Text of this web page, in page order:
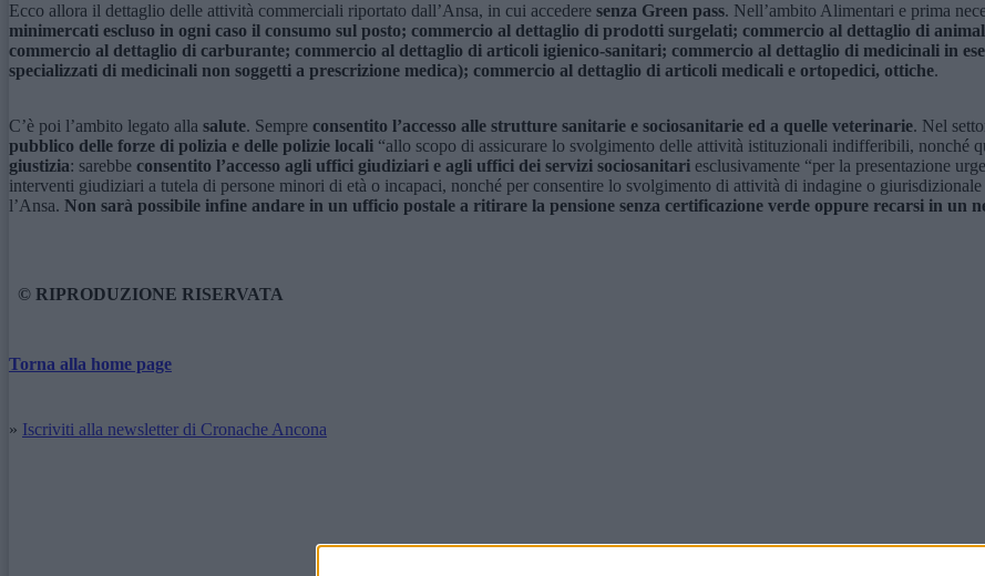
Ecco allora il dettaglio delle attività commerciali riportato dall’Ansa, in cui accedere senza Green pass. Nell’ambito Alimentari e prima
minimercati escluso in ogni caso il consumo sul posto; commercio al dettaglio di prodotti surgelati; commercio al dettaglio di
commercio al dettaglio di carburante; commercio al dettaglio di articoli igienico-sanitari; commercio al dettaglio di medicinali in
specializzati di medicinali non soggetti a prescrizione medica); commercio al dettaglio di articoli medicali e ortopedici, ottiche.
C’è poi l’ambito legato alla salute. Sempre consentito l’accesso alle strutture sanitarie e sociosanitarie ed a quelle veterinarie. Nel
pubblico delle forze di polizia e delle polizie locali “allo scopo di assicurare lo svolgimento delle attività istituzionali indifferibili, nonché
giustizia: sarebbe consentito l’accesso agli uffici giudiziari e agli uffici dei servizi sociosanitari esclusivamente “per la presentazione
interventi giudiziari a tutela di persone minori di età o incapaci, nonché per consentire lo svolgimento di attività di indagine o giurisdizionale
l’Ansa. Non sarà possibile infine andare in un ufficio postale a ritirare la pensione senza certificazione verde oppure recarsi in un
© RIPRODUZIONE RISERVATA
Torna alla home page
» Iscriviti alla newsletter di Cronache Ancona